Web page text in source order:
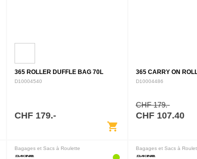
365 ROLLER DUFFLE BAG 70L
D10004540
CHF 179.-
shopping_cart
365 CARRY ON
D10004486
CHF 179.-
CHF 107.40
Bagages et Sacs à Roulette Bagages et Sacs à